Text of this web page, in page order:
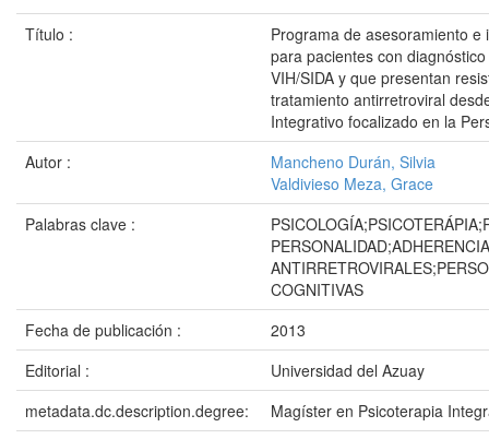
Título :
Programa de asesoramiento e
para pacientes con
VIH/SIDA y que presentan
tratamiento antirretroviral
Integrativo focalizado en la
Autor :
Mancheno Durán, Silvia
Valdivieso Meza, Grace
Palabras clave :
COGNITIVAS
Fecha de publicación :
2013
Editorial :
Universidad del Azuay
metadata.dc.description.degree:
Magíster en Psicoterapia